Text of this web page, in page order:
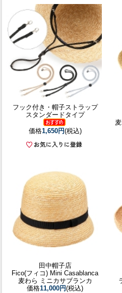
フック付き・帽子ストラップ
スタンダードタイプ
価格1,650円(税込)
田中帽子店
Fico(フィコ) Mini Casablanca
麦わら ミニカサブランカ
価格11,000円(税込)